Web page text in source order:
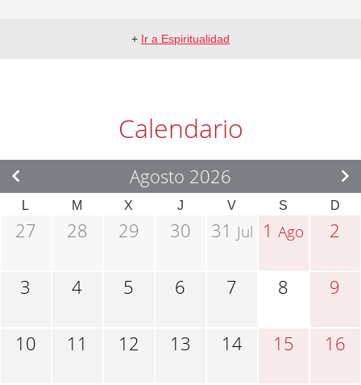
+ Ir a Espiritualidad
Calendario
Agosto 2026
L M X J V S D
27 28 29 30 31 Jul 1Ago 2
3 4 5 6 7 8 9
10 11 12 13 14 15 16